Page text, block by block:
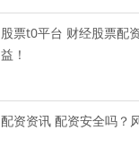
股票t0平台 财经股票配
益！
配资资讯 配资安全吗？